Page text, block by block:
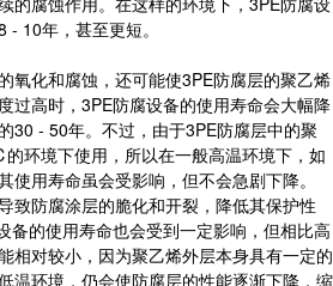
10年，甚至更短。
氧化和腐蚀，还可能使3PE防腐层的聚乙烯
过高时，3PE防腐设备的使用寿命会大幅降
30 - 50年。不过，由于3PE防腐层中的聚
境下使用，所以在一般高温环境下，如
使用寿命虽会受影响，但不会急剧下降。
致防腐涂层的脆化和开裂，降低其保护性
备的使用寿命也会受到一定影响，但相比高
相对较小，因为聚乙烯外层本身具有一定的
温环境，仍会使防腐层的性能逐渐下降，缩